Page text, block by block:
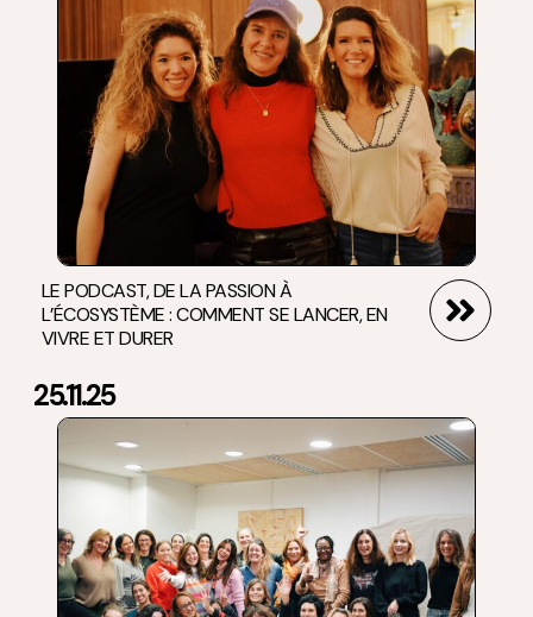
LE PODCAST, DE LA PASSION À
L’ÉCOSYSTÈME : COMMENT SE LANCER, EN
VIVRE ET DURER
25.11.25